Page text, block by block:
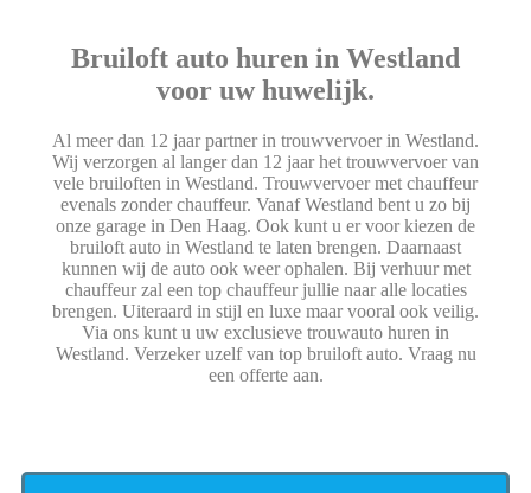
Bruiloft auto huren in Westland
voor uw huwelijk.
Al meer dan 12 jaar partner in trouwvervoer in Westland.
Wij verzorgen al langer dan 12 jaar het trouwvervoer van
vele bruiloften in Westland. Trouwvervoer met chauffeur
evenals zonder chauffeur. Vanaf Westland bent u zo bij
onze garage in Den Haag. Ook kunt u er voor kiezen de
bruiloft auto in Westland te laten brengen. Daarnaast
kunnen wij de auto ook weer ophalen. Bij verhuur met
chauffeur zal een top chauffeur jullie naar alle locaties
brengen. Uiteraard in stijl en luxe maar vooral ook veilig.
Via ons kunt u uw exclusieve trouwauto huren in
Westland. Verzeker uzelf van top bruiloft auto. Vraag nu
een offerte aan.